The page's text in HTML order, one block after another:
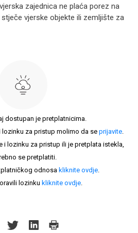
zajednica ne plaća porez na
vjerske objekte ili zemljište za
dostupan je pretplatnicima.
za pristup molimo da se prijavite.
i lozinku za pristup ili je pretplata istekla,
se pretplatiti.
odnosa kliknite ovdje.
lozinku kliknite ovdje.